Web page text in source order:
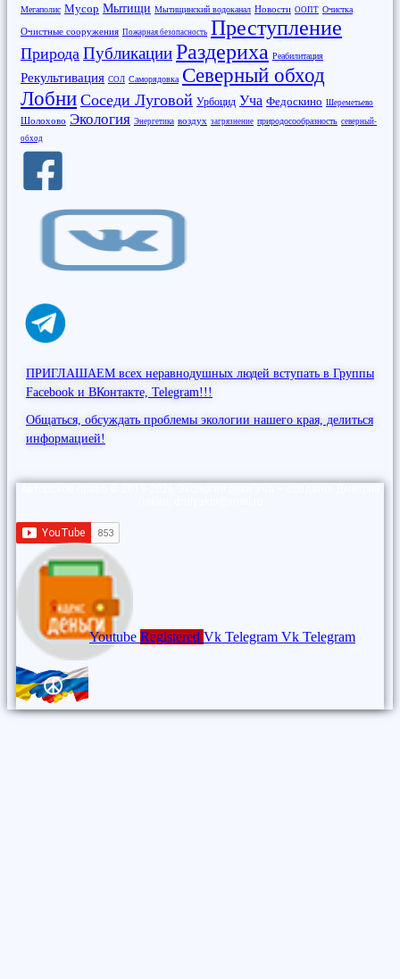
Мегаполис Мусор Мытищи Мытищинский водоканал Новости ООПТ Очистка
Очистные сооружения Пожарная безопасность Преступление
Природа ПубликацииРаздериха Реабилитация
Рекультивация СОЛ Саморядовка Северный обход
Лобни Соседи Луговой Урбоцид Уча Федоскино Шереметьево
Шолохово Экология Энергетика воздух загрязнение природосообразность северный-
обход
ПРИГЛАШАЕМ всех неравнодушных людей вступать в Группы
Facebook и ВКонтакте, Telegram!!!
Общаться, обсуждать проблемы экологии нашего края, делиться
информацией!
Youtube Registered Vk Telegram Vk Telegram